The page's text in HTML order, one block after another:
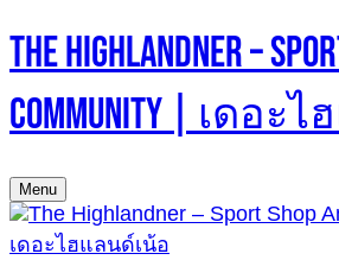
The Highlandner –
Community | เดอะ
Menu